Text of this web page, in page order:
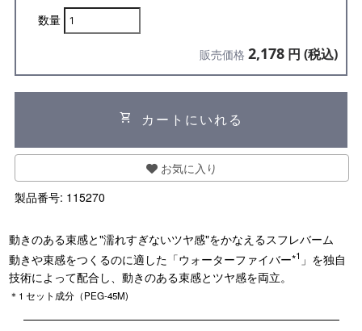
数量
販売価格 2,178 円 (税込)
shopping_cart カートにいれる
お気に入り
製品番号: 115270
動きのある束感と"濡れすぎないツヤ感"をかなえるスフレバーム
動きや束感をつくるのに適した「ウォーターファイバー*1 」を独自
技術によって配合し、動きのある束感とツヤ感を両立。
＊1 セット成分（PEG-45M)